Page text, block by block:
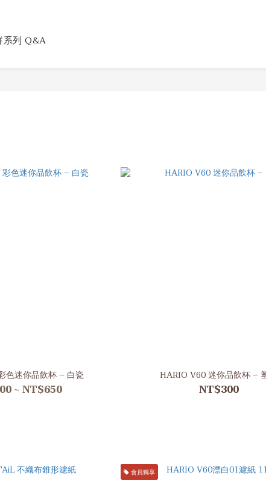
系列 Q&A
色迷你品飲杯 – 白瓷
~ NT$650
HARIO V60 迷你品飲杯 –
NT$300
會員獨享